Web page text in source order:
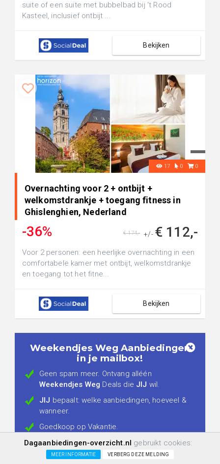
suite of een suite met bubbelbad bij 't Rood
Kasteel, inclusief ontbijt ...
Bekijken
17 0 0
Overnachting voor 2 + ontbijt +
welkomstdrankje + toegang fitness in
Ghislenghien, Nederland
-36% +/- € 112,-
€ 174,-
Voor 2 personen: een heerlijke overnachting in een
comfortabele kamer met ontbijt, welkomstdrankje
en toegang tot het fitne...
Bekijken
Weekendjes Weg Aanbiedingen
in je mailbox!
Geen spam meer. Ontvang alléén
Weekendjes Weg Deals die JIJ wil.
JIJ bepaalt: welke aanbiedingen, hoeveel &
wanneer.
Goedkoop op Vakantie.
Blijft voor jou altijdGRATIS.
Registreren:
Dagaanbiedingen-overzicht.nl gebruikt cookies:
MEER INFORMATIE VERBERG DEZE MELDING